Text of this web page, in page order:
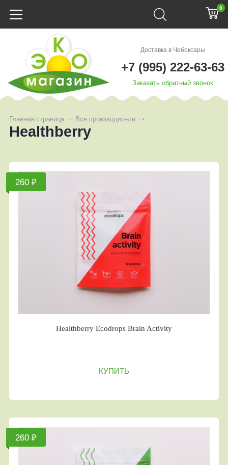
0
Доставка в Чебоксары
+7 (995) 222-63-63
Заказать обратный звонок
Главная страница Все производители
Healthberry
260 ₽
Healthberry Ecodrops Brain Activity
КУПИТЬ
260 ₽